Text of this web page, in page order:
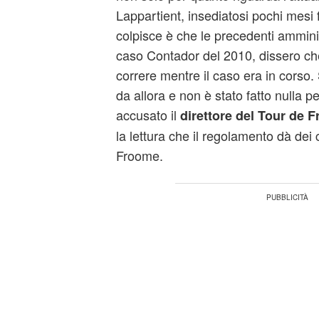
Lappartient, insediatosi pochi mesi
colpisce è che le precedenti
caso Contador del 2010, dissero
correre mentre il caso era in
da allora e non è stato fatto nulla
accusato il direttore del Tour de
la lettura che il regolamento dà dei
Froome.